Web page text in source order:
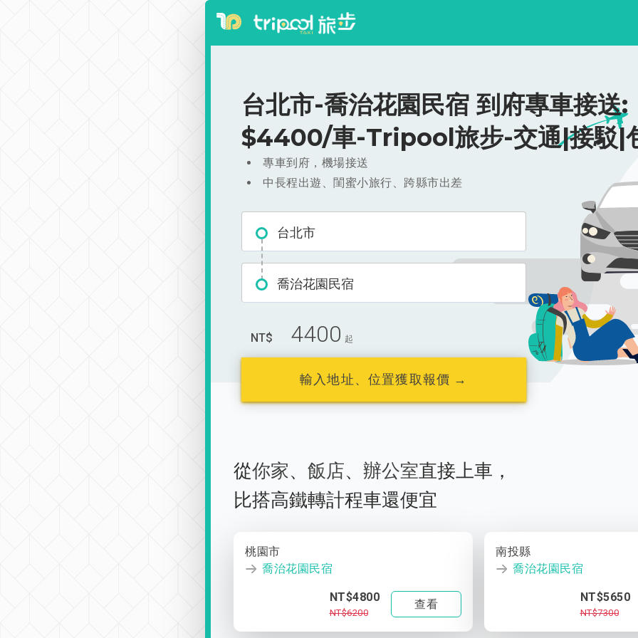
台北市-喬治花園民宿 到府專車接送:
$4400/車-Tripool旅步-交通|接駁|
專車到府，機場接送
中長程出遊、閨蜜小旅行、跨縣市出差
台北市
喬治花園民宿
NT$ 4400 起
輸入地址、位置獲取報價 →
從你家、 飯店、 辦公室直接上車，
比搭高鐵轉計程車還便宜
桃園市
喬治花園民宿
NT$4800
NT$6200
查看
南投縣
喬治花園民宿
NT$5650
NT$7300